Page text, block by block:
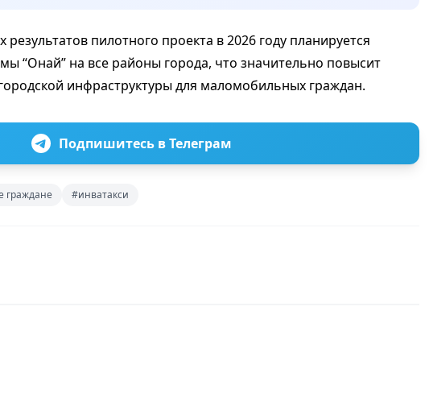
пилотного проекта в 2026 году планируется
“Онай” на все районы города, что значительно повысит
инфраструктуры для маломобильных граждан.
Подпишитесь в Телеграм
граждане #инватакси